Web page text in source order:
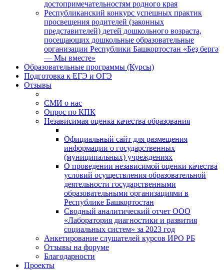
достопримечательностям родного края
Республиканский конкурс успешных практик
просвещения родителей (законных
представителей) детей дошкольного возраста,
посещающих дошкольные образовательные
организации Республики Башкортостан «Беҙ бергә
— Мы вместе»
Образовательные программы (Курсы)
Подготовка к ЕГЭ и ОГЭ
Отзывы
СМИ о нас
Опрос по КПК
Независимая оценка качества образования
Официальный сайт для размещения
информации о государственных
(муниципальных) учреждениях
О проведении независимой оценки качества
условий осуществления образовательной
деятельности государственными
образовательными организациями в
Республике Башкортостан
Сводный аналитический отчет ООО
«Лаборатория диагностики и развития
социальных систем» за 2023 год
Анкетирование слушателей курсов ИРО РБ
Отзывы на форуме
Благодарности
Проекты